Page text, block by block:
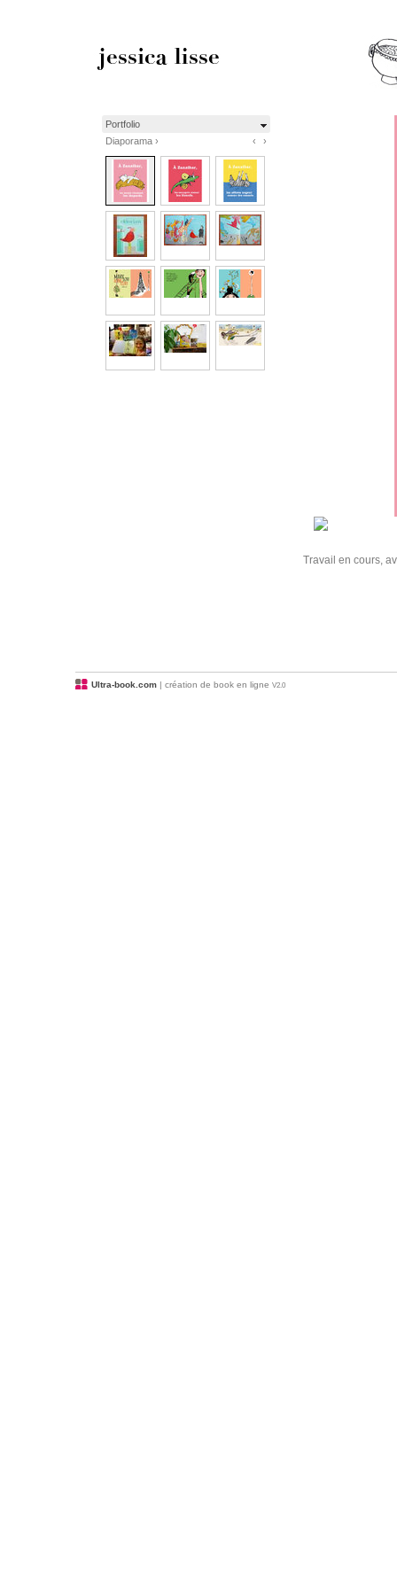
Travail en cours,
Portfolio
Diaporama ›
‹ ›
Ultra-book.com | création de book en ligne V2.0